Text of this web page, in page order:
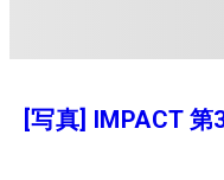
[写真] IMPACT 第